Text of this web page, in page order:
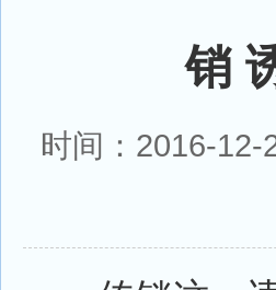
销
时间：2016-